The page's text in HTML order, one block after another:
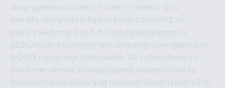
shop-garena.rucricetc-1-xbetr-1-xbetcc-2.ru
one-life-story.rutop-halyava.ruaccounts112.ru
poka-vse-doma-2.ru3-d-file.ru hahahaharms.ru
g2012.rutst-1.rushaggy-cat.ruopsmgr.ruev-gallery.ru
g-2012.ruops-mgr.ruaccounts-112.rucsm-demo.ru
poka-vse-doma2.ruairgungames.ruallseo-host.ru
tehosmotre.ruvarieta-yug.rucricetc1xbetr1xbetcc2.ru